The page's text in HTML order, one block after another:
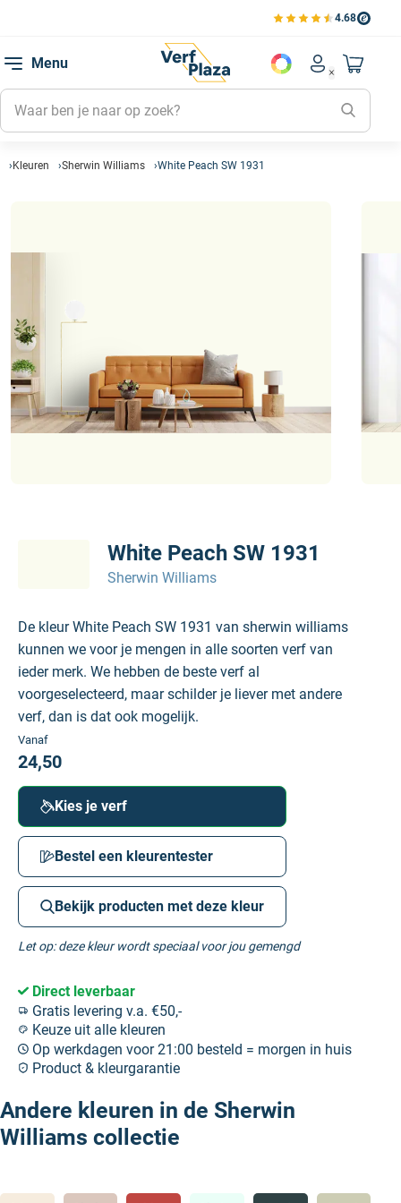
4.68
Bekijk de verfplaza
Menu
Account
Mijn
Mijn
Mijn
Naar
Kleuren Sherwin Williams White Peach SW 1931
White Peach SW 1931
Sherwin Williams
De kleur White Peach SW 1931 van sherwin williams
kunnen we voor je mengen in alle soorten verf van
ieder merk. We hebben de beste verf al
voorgeselecteerd, maar schilder je liever met andere
verf, dan is dat ook mogelijk.
Vanaf
24,50
Kies je verf
Bestel een kleurentester
Bekijk producten met deze kleur
Let op: deze kleur wordt speciaal voor jou gemengd
Direct leverbaar
Gratis levering v.a. €50,-
Keuze uit alle kleuren
Op werkdagen voor 21:00 besteld = morgen in huis
Product & kleurgarantie
Andere kleuren in de Sherwin
Williams collectie